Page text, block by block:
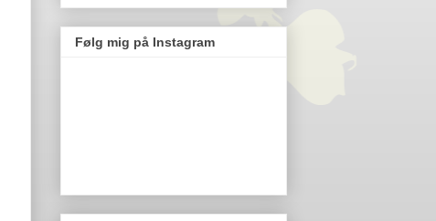
Følg mig på Instagram